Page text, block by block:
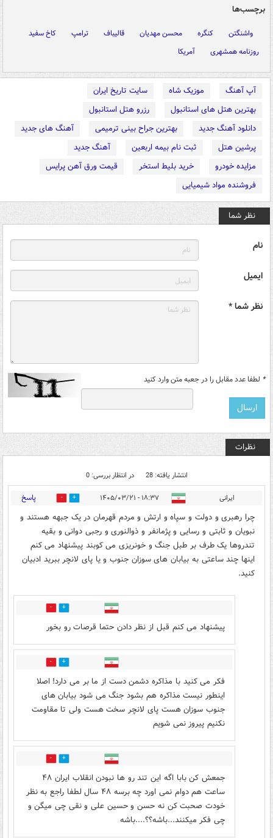
برچسب‌ها
واشنگتن کنگره محسن مهدیان قالیباف ترامپ
کاخ سفید
روزنامه همشهری
آمریکا
آپ آهنگ موزیک شاه
سایت تاریخ ایران
بهترین هتل های استانبول
رزرو هتل استانبول
دانلود آهنگ جدید
بهترین جراح بینی ترمیمی
آهنگ های جدید
پرشین هتل
ثبت نام بیمه اربعین
آهنگ جدید
مزایده خودرو
خرید بلیط استخر
قیمت ورق آهن پرایس
فروشنده مواد شیمیایی
نظر شما
نام
ایمیل
نظر شما *
* لطفا عدد مقابل را در جعبه متن وارد کنید
نظرات
انتشار یافته: 28 در انتظار بررسی: 0
ایرانی ۱۸:۳۷ - ۱۴۰۵/۰۳/۲۱ 1 پاسخ
چرا رهبری و دولت و سپاه و ارتش و مردم قهرمان در یک جبهه هستند و
نبویان و ثابتی و رسایی و پژمانفر و ذوالنوری و رجبی دوانی و بقیه
تندروها یک طرف بر طبل جنگ و خونریزی می کوبند پیشنهاد می کنم
اینها چند ساعتی به بیابان های سوزان جنوب و یا پای لانچر ببرید ادبیان
کنید.
3
پیشنهاد می کنم قبل از نظر دادن حتما قرصات رو بخور
1
فکر می کنید با مذاکره دشمن دست از ما بر می دارد! اصلا
اینطور نیست مذاکره هم بشود جنگ می شود بیابان های
جنوب سوزان هست پای لانچر سخت هست ولی تا مقاومت
نکنیم پیروز نمی شویم
2
جمعش کن بابا اگه این تند رو ها نبودن انقلاب ایران ۴۸
ساعت هم دوام نمی اورد چه برسه ۴۸ سال لطفا راجع به نظر
خودت صحبت کن نه حسن و حسین علی و نقی چی میگن و
چی فکر میکنند...باشه؟؟....باشه